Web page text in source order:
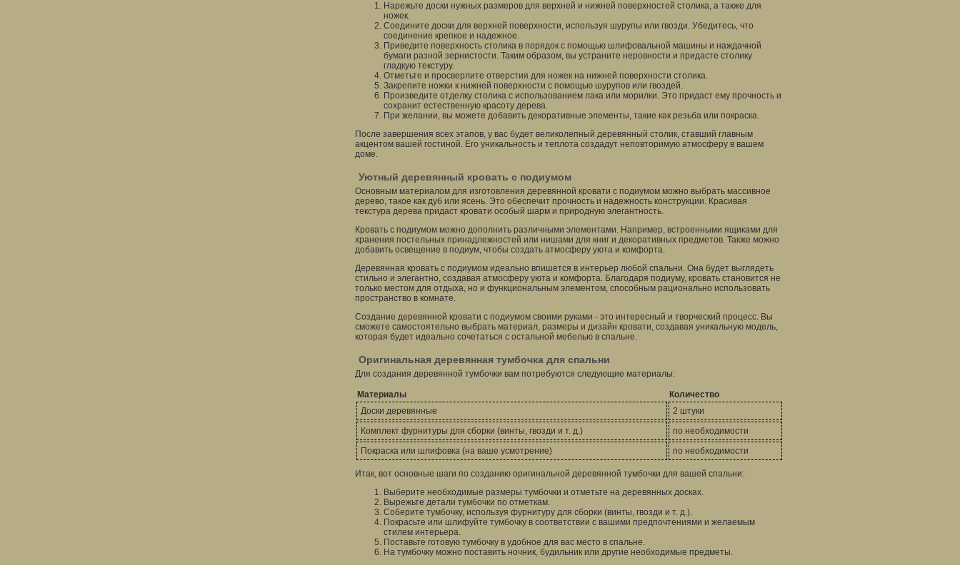
Нарежьте доски нужных размеров для верхней и нижней поверхностей столика, а также для
ножек.
Соедините доски для верхней поверхности, используя шурупы или гвозди. Убедитесь, что
соединение крепкое и надежное.
Приведите поверхность столика в порядок с помощью шлифовальной машины и наждачной
бумаги разной зернистости. Таким образом, вы устраните неровности и придасте столику
гладкую текстуру.
Отметьте и просверлите отверстия для ножек на нижней поверхности столика.
Закрепите ножки к нижней поверхности с помощью шурупов или гвоздей.
Произведите отделку столика с использованием лака или морилки. Это придаст ему прочность и
сохранит естественную красоту дерева.
При желании, вы можете добавить декоративные элементы, такие как резьба или покраска.
После завершения всех этапов, у вас будет великолепный деревянный столик, ставший главным
акцентом вашей гостиной. Его уникальность и теплота создадут неповторимую атмосферу в вашем
доме.
Уютный деревянный кровать с подиумом
Основным материалом для изготовления деревянной кровати с подиумом можно выбрать массивное
дерево, такое как дуб или ясень. Это обеспечит прочность и надежность конструкции. Красивая
текстура дерева придаст кровати особый шарм и природную элегантность.
Кровать с подиумом можно дополнить различными элементами. Например, встроенными ящиками для
хранения постельных принадлежностей или нишами для книг и декоративных предметов. Также можно
добавить освещение в подиум, чтобы создать атмосферу уюта и комфорта.
Деревянная кровать с подиумом идеально впишется в интерьер любой спальни. Она будет выглядеть
стильно и элегантно, создавая атмосферу уюта и комфорта. Благодаря подиуму, кровать становится не
только местом для отдыха, но и функциональным элементом, способным рационально использовать
пространство в комнате.
Создание деревянной кровати с подиумом своими руками - это интересный и творческий процесс. Вы
сможете самостоятельно выбрать материал, размеры и дизайн кровати, создавая уникальную модель,
которая будет идеально сочетаться с остальной мебелью в спальне.
Оригинальная деревянная тумбочка для спальни
Для создания деревянной тумбочки вам потребуются следующие материалы:
Материалы
Количество
Доски деревянные
2 штуки
Комплект фурнитуры для сборки (винты, гвозди и т. д.)
по необходимости
Покраска или шлифовка (на ваше усмотрение)
по необходимости
Итак, вот основные шаги по созданию оригинальной деревянной тумбочки для вашей спальни:
Выберите необходимые размеры тумбочки и отметьте на деревянных досках.
Вырежьте детали тумбочки по отметкам.
Соберите тумбочку, используя фурнитуру для сборки (винты, гвозди и т. д.).
Покрасьте или шлифуйте тумбочку в соответствии с вашими предпочтениями и желаемым
стилем интерьера.
Поставьте готовую тумбочку в удобное для вас место в спальне.
На тумбочку можно поставить ночник, будильник или другие необходимые предметы.